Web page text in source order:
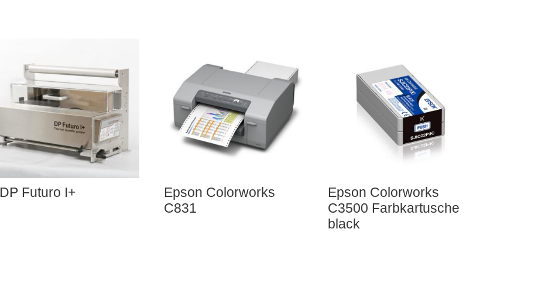
DP Futuro I+
Epson Colorworks
C831
Epson Colorworks
C3500 Farbkartusche
black